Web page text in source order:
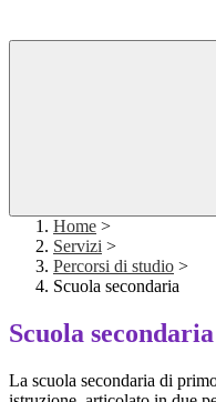
Home >
Servizi >
Percorsi di studio >
Scuola secondaria
Scuola secondaria
La scuola secondaria di